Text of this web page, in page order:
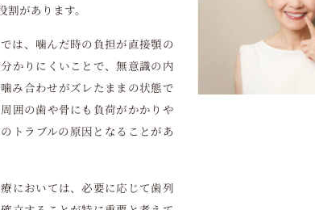
があります。
は、噛んだ時の負担が直接顎の
かりにくいことで、無意識の内
み合わせがズレたままの状態で
囲の歯や骨にも負荷がかかりや
トラブルの原因となることがあ
においては、必要に応じて歯列